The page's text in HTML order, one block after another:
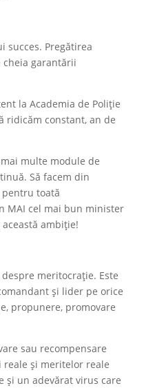
succes. Pregătirea
cheia garantării
la Academia de Poliție
ridicăm constant, an de
multe module de
Să facem din
toată
MAI cel mai bun minister
ambiție!
meritocrație. Este
și lider pe orice
propunere, promovare
sau recompensare
și meritelor reale
și un adevărat virus care